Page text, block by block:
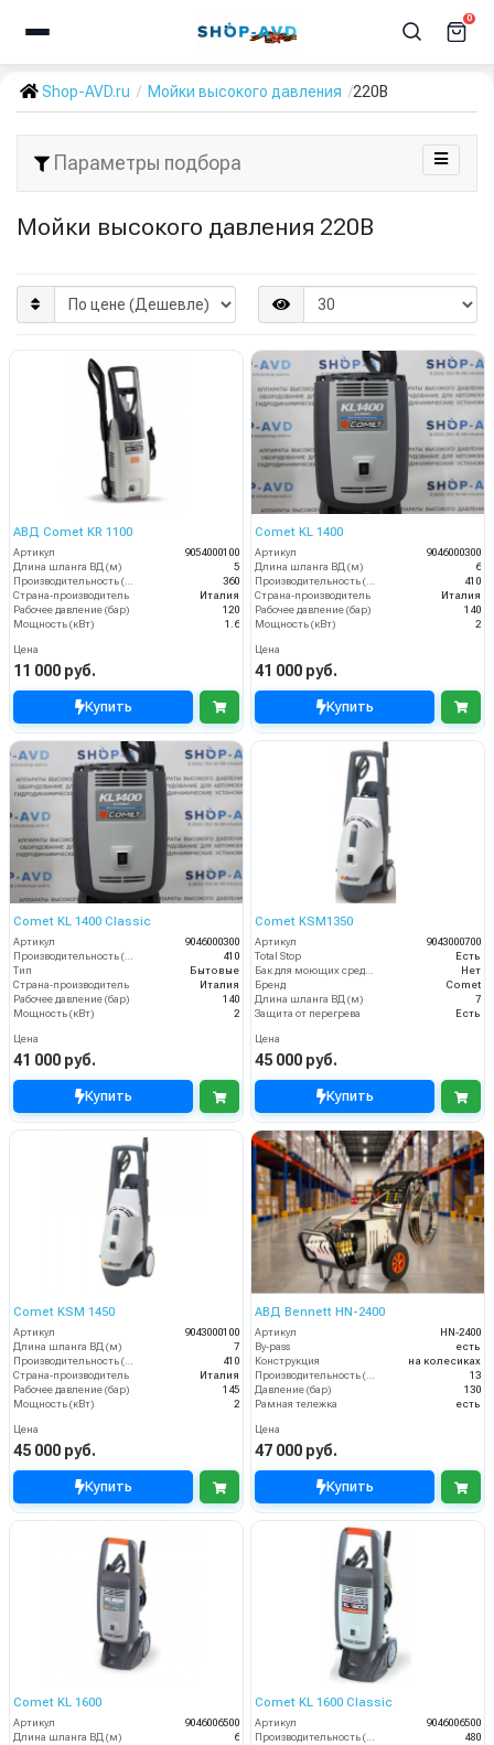
0
Shop-AVD.ru Мойки высокого давления 220В
Параметры подбора
Мойки высокого давления 220В
АВД Comet KR 1100
Артикул
9054000100
Длина шланга ВД (м)
5
360
Страна-производитель
Италия
Рабочее давление (бар)
120
Мощность (кВт)
1.6
Цена
11 000 руб.
Купить
Comet KL 1400
Артикул
9046000300
Длина шланга ВД (м)
6
410
Страна-производитель
Италия
Рабочее давление (бар)
140
Мощность (кВт)
2
Цена
41 000 руб.
Купить
Comet KL 1400 Classic
Артикул
9046000300
Производительность (л/ч)
410
Тип
Бытовые
Страна-производитель
Италия
Рабочее давление (бар)
140
Мощность (кВт)
2
Цена
41 000 руб.
Купить
Comet KSM1350
Артикул
9043000700
Total Stop
Есть
Бак для моющих средств
Нет
Бренд
Comet
Длина шланга ВД (м)
7
Защита от перегрева
Есть
Цена
45 000 руб.
Купить
Comet KSM 1450
Артикул
9043000100
Длина шланга ВД (м)
7
Производительность (л/ч)
410
Страна-производитель
Италия
Рабочее давление (бар)
145
Мощность (кВт)
2
Цена
45 000 руб.
Купить
АВД Bennett HN-2400
Артикул
HN-2400
By-pass
есть
Конструкция
на колесиках
Производительность (л/мин)
13
Давление (бар)
130
Рамная тележка
есть
Цена
47 000 руб.
Купить
Comet KL 1600
Артикул
9046006500
Длина шланга ВД (м)
6
Comet KL 1600 Classic
Артикул
9046006500
480